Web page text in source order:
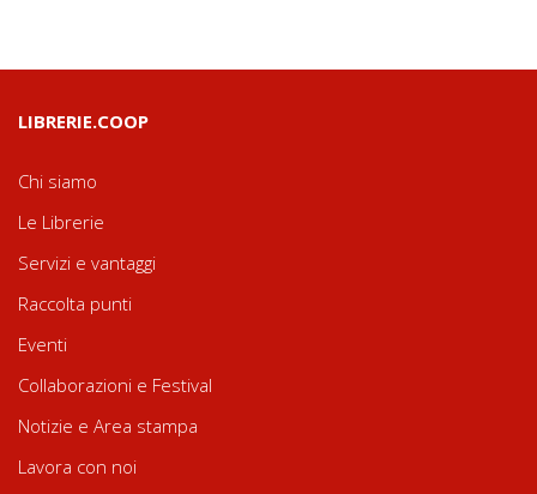
LIBRERIE.COOP
Chi siamo
Le Librerie
Servizi e vantaggi
Raccolta punti
Eventi
Collaborazioni e Festival
Notizie e Area stampa
Lavora con noi